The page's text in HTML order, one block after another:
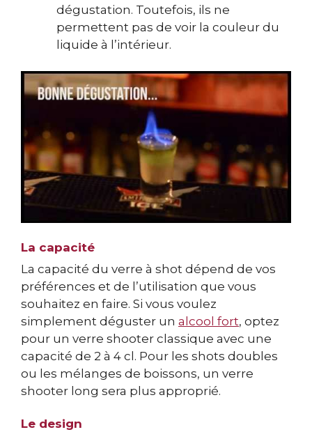
dégustation. Toutefois, ils ne
permettent pas de voir la couleur du
liquide à l’intérieur.
La capacité
La capacité du verre à shot dépend de vos
préférences et de l’utilisation que vous
souhaitez en faire. Si vous voulez
simplement déguster un alcool fort, optez
pour un verre shooter classique avec une
capacité de 2 à 4 cl. Pour les shots doubles
ou les mélanges de boissons, un verre
shooter long sera plus approprié.
Le design